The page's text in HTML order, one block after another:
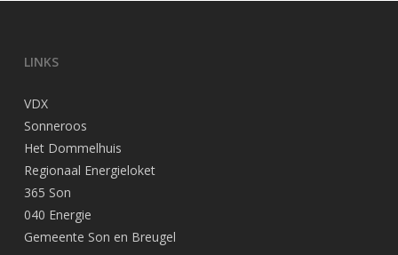
LINKS
VDX
Sonneroos
Het Dommelhuis
Regionaal Energieloket
365 Son
040 Energie
Gemeente Son en Breugel